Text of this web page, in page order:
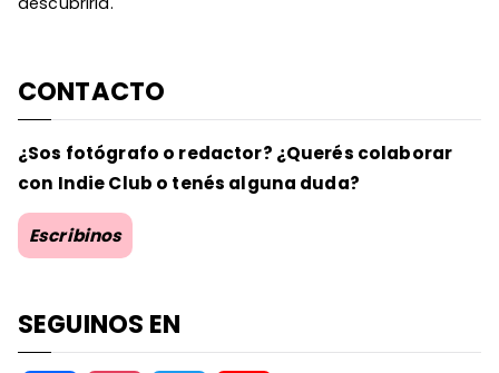
CONTACTO
¿Sos fotógrafo o redactor? ¿Querés colaborar
con Indie Club o tenés alguna duda?
Escribinos
SEGUINOS EN